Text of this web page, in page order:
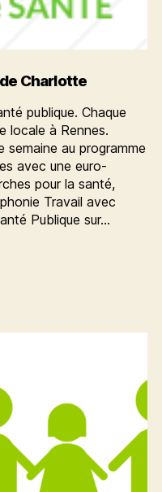
Charlotte
publique. Chaque
locale à Rennes.
semaine au programme
avec une euro-
pour la santé,
Travail avec
Publique sur…